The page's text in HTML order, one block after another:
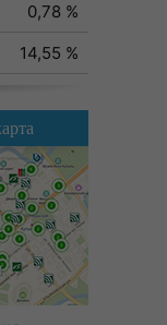
0,78 %
14,55 %